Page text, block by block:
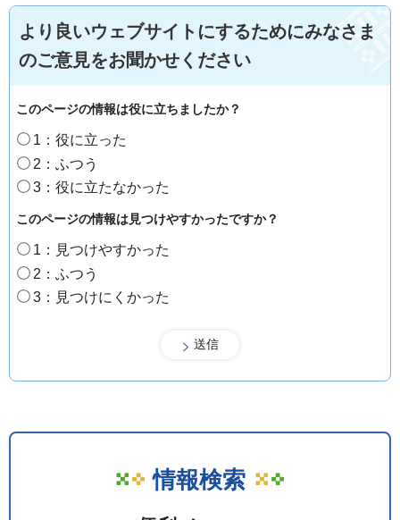
より良いウェブサイトにするためにみなさま
のご意見をお聞かせください
このページの情報は役に立ちましたか？
1：役に立った
2：ふつう
3：役に立たなかった
このページの情報は見つけやすかったですか？
1：見つけやすかった
2：ふつう
3：見つけにくかった
情報検索